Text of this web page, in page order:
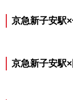
京急新子安駅
京急新子安駅